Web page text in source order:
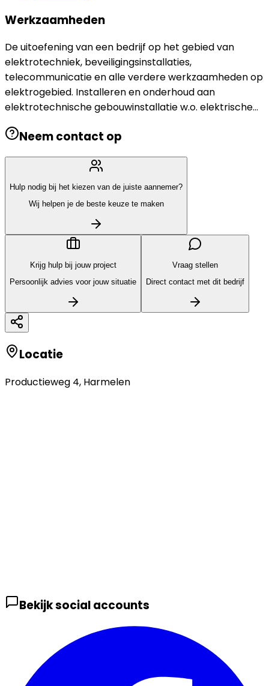
Werkzaamheden
De uitoefening van een bedrijf op het gebied van
elektrotechniek, beveiligingsinstallaties,
telecommunicatie en alle verdere werkzaamheden op
elektrogebied. Installeren en onderhoud aan
elektrotechnische gebouwinstallatie w.o. elektrische...
Neem contact op
Hulp nodig bij het kiezen van de juiste aannemer?
Wij helpen je de beste keuze te maken
Krijg hulp bij jouw project
Persoonlijk advies voor jouw situatie
Vraag stellen
Direct contact met dit bedrijf
Locatie
Productieweg 4, Harmelen
Bekijk social accounts